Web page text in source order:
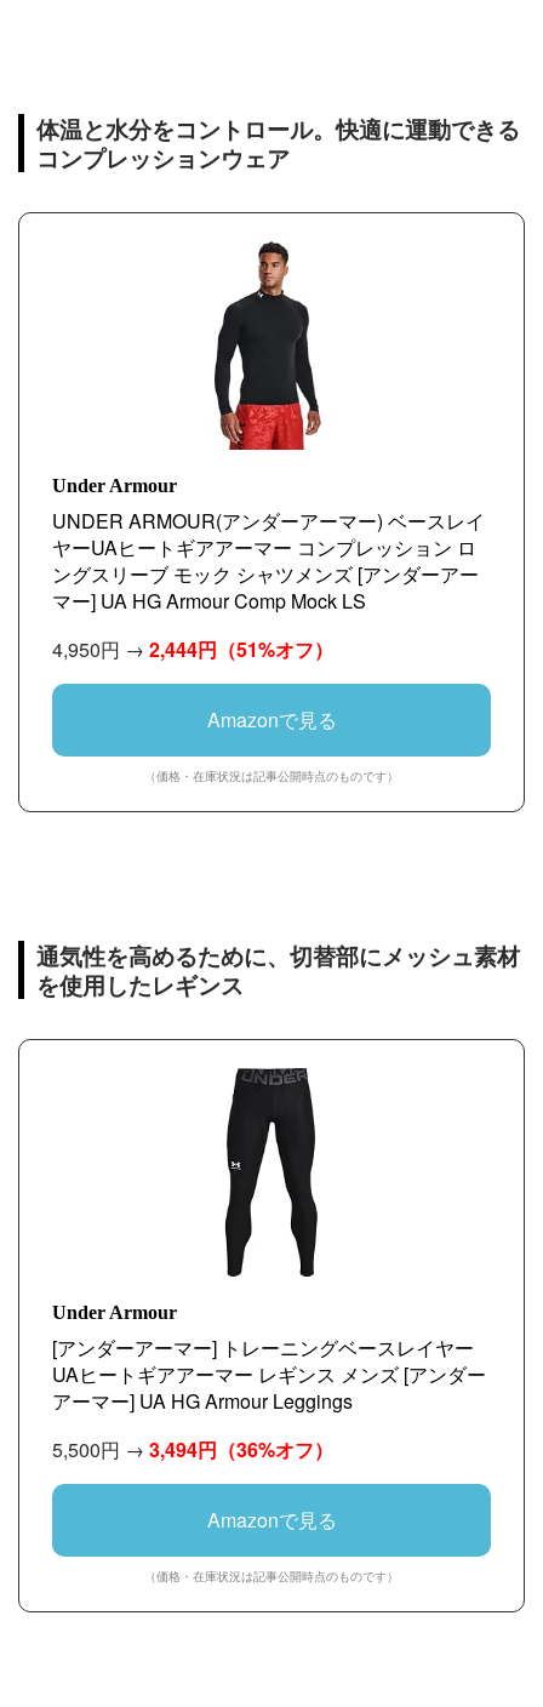
体温と水分をコントロール。快適に運動できる
コンプレッションウェア
Under Armour
UNDER ARMOUR(アンダーアーマー) ベースレイ
ヤーUAヒートギアアーマー コンプレッション ロ
ングスリーブ モック シャツメンズ [アンダーアー
マー] UA HG Armour Comp Mock LS
4,950円 → 2,444円 （51%オフ）
Amazonで見る
（価格・在庫状況は記事公開時点のものです）
通気性を高めるために、切替部にメッシュ素材
を使用したレギンス
Under Armour
[アンダーアーマー] トレーニングベースレイヤー
UAヒートギアアーマー レギンス メンズ [アンダー
アーマー] UA HG Armour Leggings
5,500円 → 3,494円 （36%オフ）
Amazonで見る
（価格・在庫状況は記事公開時点のものです）